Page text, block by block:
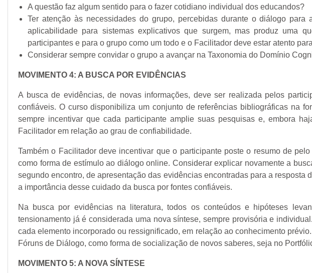
A questão faz algum sentido para o fazer cotidiano individual dos educandos?
Ter atenção às necessidades do grupo, percebidas durante o diálogo
aplicabilidade para sistemas explicativos que surgem, mas produz uma
participantes e para o grupo como um todo e o Facilitador deve estar atento
Considerar sempre convidar o grupo a avançar na Taxonomia do Domínio
MOVIMENTO 4: A BUSCA POR EVIDÊNCIAS
A busca de evidências, de novas informações, deve ser realizada pelos
confiáveis. O curso disponibiliza um conjunto de referências bibliográficas na
sempre incentivar que cada participante amplie suas pesquisas e, embora
Facilitador em relação ao grau de confiabilidade.
Também o Facilitador deve incentivar que o participante poste o resumo de
como forma de estímulo ao diálogo online. Considerar explicar novamente a
segundo encontro, de apresentação das evidências encontradas para a
a importância desse cuidado da busca por fontes confiáveis.
Na busca por evidências na literatura, todos os conteúdos e hipóteses
tensionamento já é considerada uma nova síntese, sempre provisória e
cada elemento incorporado ou ressignificado, em relação ao conhecimento
Fóruns de Diálogo, como forma de socialização de novos saberes, seja no
MOVIMENTO 5: A NOVA SÍNTESE